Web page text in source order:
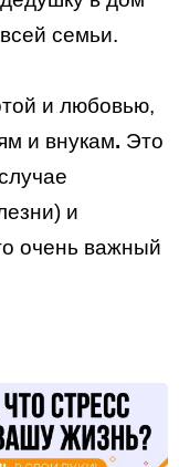
семьи.
и любовью,
и внукам. Это
и
очень важный